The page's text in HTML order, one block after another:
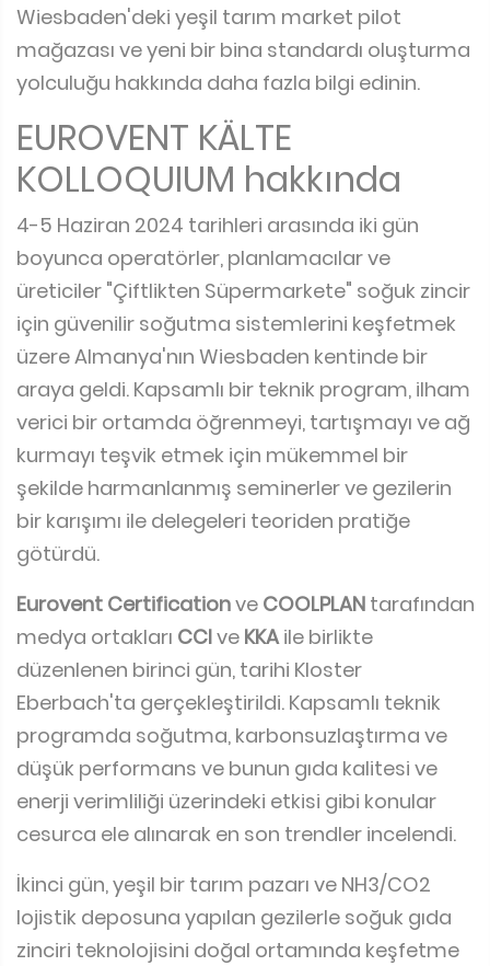
Wiesbaden'deki yeşil tarım market pilot
mağazası ve yeni bir bina standardı oluşturma
yolculuğu hakkında daha fazla bilgi edinin.
EUROVENT KÄLTE
KOLLOQUIUM hakkında
4-5 Haziran 2024 tarihleri arasında iki gün
boyunca operatörler, planlamacılar ve
üreticiler "Çiftlikten Süpermarkete" soğuk zincir
için güvenilir soğutma sistemlerini keşfetmek
üzere Almanya'nın Wiesbaden kentinde bir
araya geldi. Kapsamlı bir teknik program, ilham
verici bir ortamda öğrenmeyi, tartışmayı ve ağ
kurmayı teşvik etmek için mükemmel bir
şekilde harmanlanmış seminerler ve gezilerin
bir karışımı ile delegeleri teoriden pratiğe
götürdü.
Eurovent Certificationve COOLPLAN tarafından
medya ortakları CCIve KKAile birlikte
düzenlenen birinci gün, tarihi Kloster
Eberbach'ta gerçekleştirildi. Kapsamlı teknik
programda soğutma, karbonsuzlaştırma ve
düşük performans ve bunun gıda kalitesi ve
enerji verimliliği üzerindeki etkisi gibi konular
cesurca ele alınarak en son trendler incelendi.
İkinci gün, yeşil bir tarım pazarı ve NH3/CO2
lojistik deposuna yapılan gezilerle soğuk gıda
zinciri teknolojisini doğal ortamında keşfetme